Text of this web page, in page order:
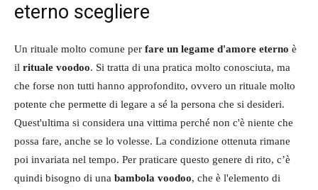
eterno scegliere
Un rituale molto comune per fare un legame d'amore eterno è
il rituale voodoo. Si tratta di una pratica molto conosciuta, ma
che forse non tutti hanno approfondito, ovvero un rituale molto
potente che permette di legare a sé la persona che si desideri.
Quest'ultima si considera una vittima perché non c'è niente che
possa fare, anche se lo volesse. La condizione ottenuta rimane
poi invariata nel tempo. Per praticare questo genere di rito, c’è
quindi bisogno di una bambola voodoo, che è l'elemento di